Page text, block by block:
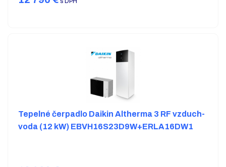
Tepelné čerpadlo Daikin Altherma 3 RF vzduch-
voda (12 kW) EBVH16S23D9W+ERLA16DW1